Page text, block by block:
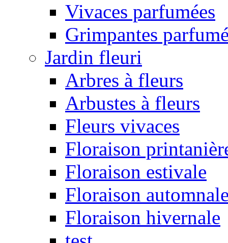
Vivaces parfumées
Grimpantes
Jardin fleuri
Arbres à fleurs
Arbustes à fleurs
Fleurs vivaces
Floraison
Floraison estivale
Floraison
Floraison hivernale